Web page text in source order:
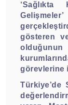
gösteren
olduğunun
görevlerine
Türkiye’de